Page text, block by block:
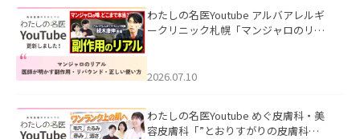
わたしの名医Youtube アルバアレルギ
ークリニック札幌「マンジャロのリア
た。
2026.07.10
わたしの名医Youtube めぐ皮膚科・美
容皮膚科「”とおりすがりの皮膚科